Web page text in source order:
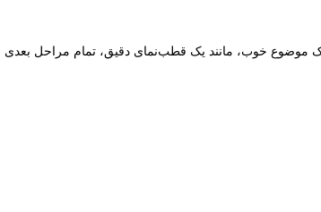
شما را تعیین می‌کند. یک موضوع خوب، مانند یک قطب‌نمای دقیق، تمام مراحل بعدی